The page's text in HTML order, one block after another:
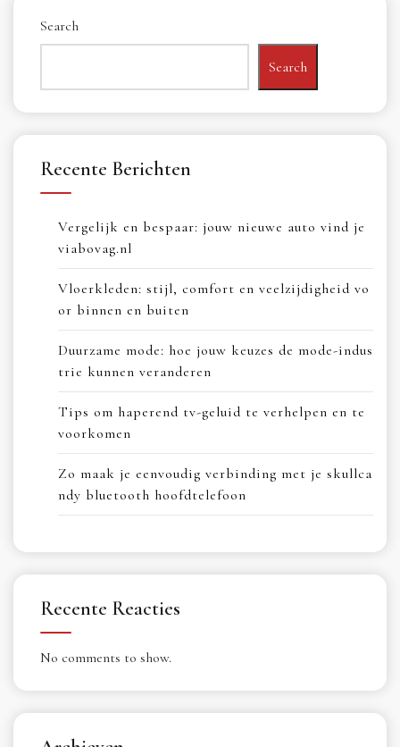
Search
Search
Recente Berichten
Vergelijk en bespaar: jouw nieuwe auto vind je
viabovag.nl
Vloerkleden: stijl, comfort en veelzijdigheid vo
or binnen en buiten
Duurzame mode: hoe jouw keuzes de mode-indus
trie kunnen veranderen
Tips om haperend tv-geluid te verhelpen en te
voorkomen
Zo maak je eenvoudig verbinding met je skullca
ndy bluetooth hoofdtelefoon
Recente Reacties
No comments to show.